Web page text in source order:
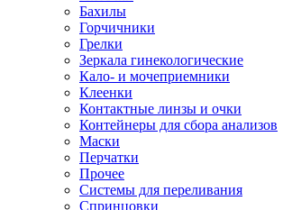
Бахилы
Горчичники
Грелки
Зеркала гинекологические
Кало- и мочеприемники
Клеенки
Контактные линзы и очки
Контейнеры для сбора анализов
Маски
Перчатки
Прочее
Системы для переливания
Спринцовки